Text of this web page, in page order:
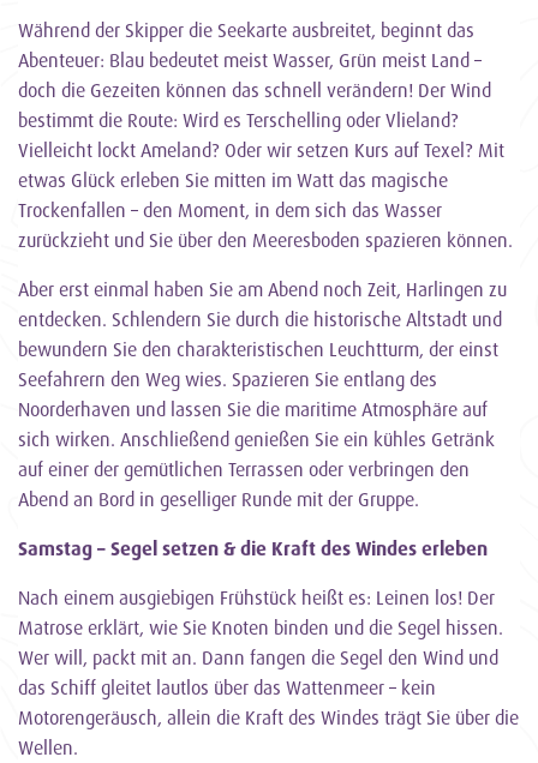
Während der Skipper die Seekarte ausbreitet, beginnt das
Abenteuer: Blau bedeutet meist Wasser, Grün meist Land –
doch die Gezeiten können das schnell verändern! Der Wind
bestimmt die Route: Wird es Terschelling oder Vlieland?
Vielleicht lockt Ameland? Oder wir setzen Kurs auf Texel? Mit
etwas Glück erleben Sie mitten im Watt das magische
Trockenfallen – den Moment, in dem sich das Wasser
zurückzieht und Sie über den Meeresboden spazieren können.
Aber erst einmal haben Sie am Abend noch Zeit, Harlingen zu
entdecken. Schlendern Sie durch die historische Altstadt und
bewundern Sie den charakteristischen Leuchtturm, der einst
Seefahrern den Weg wies. Spazieren Sie entlang des
Noorderhaven und lassen Sie die maritime Atmosphäre auf
sich wirken. Anschließend genießen Sie ein kühles Getränk
auf einer der gemütlichen Terrassen oder verbringen den
Abend an Bord in geselliger Runde mit der Gruppe.
Samstag – Segel setzen & die Kraft des Windes erleben
Nach einem ausgiebigen Frühstück heißt es: Leinen los! Der
Matrose erklärt, wie Sie Knoten binden und die Segel hissen.
Wer will, packt mit an. Dann fangen die Segel den Wind und
das Schiff gleitet lautlos über das Wattenmeer – kein
Motorengeräusch, allein die Kraft des Windes trägt Sie über die
Wellen.